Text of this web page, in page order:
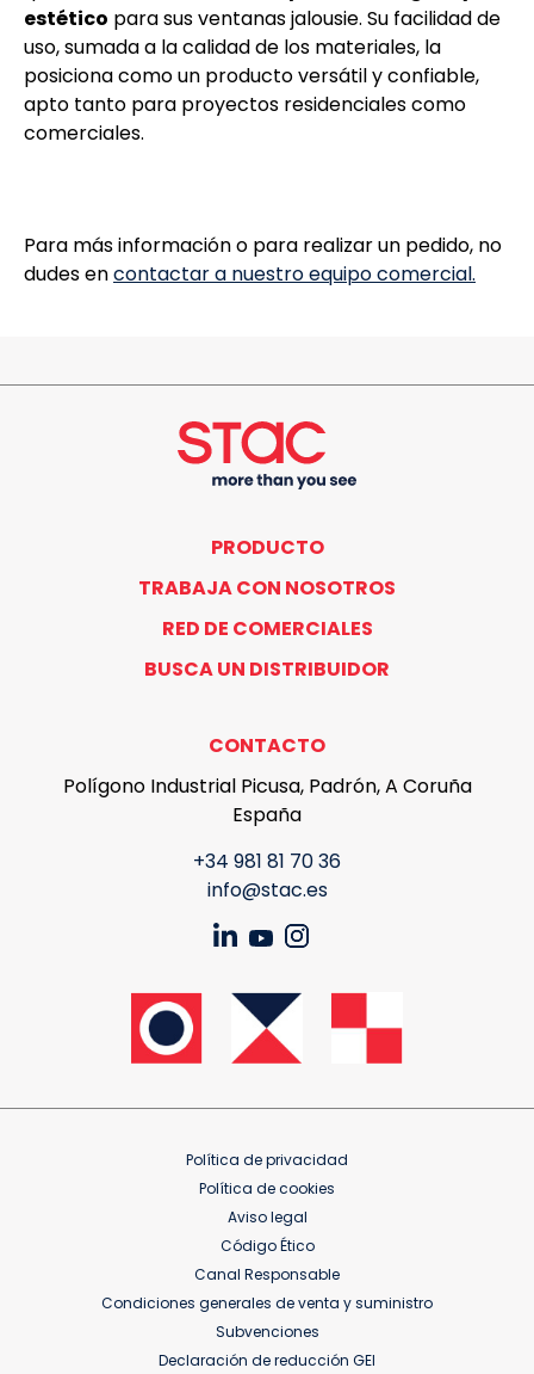
estético para sus ventanas jalousie. Su facilidad de
uso, sumada a la calidad de los materiales, la
posiciona como un producto versátil y confiable,
apto tanto para proyectos residenciales como
comerciales.
Para más información o para realizar un pedido, no
dudes encontactar a nuestro equipo comercial.
PRODUCTO
TRABAJA CON NOSOTROS
RED DE COMERCIALES
BUSCA UN DISTRIBUIDOR
CONTACTO
Polígono Industrial Picusa, Padrón, A Coruña
España
+34 981 81 70 36
info@stac.es
Política de privacidad
Política de cookies
Aviso legal
Código Ético
Canal Responsable
Condiciones generales de venta y suministro
Subvenciones
Declaración de reducción GEI